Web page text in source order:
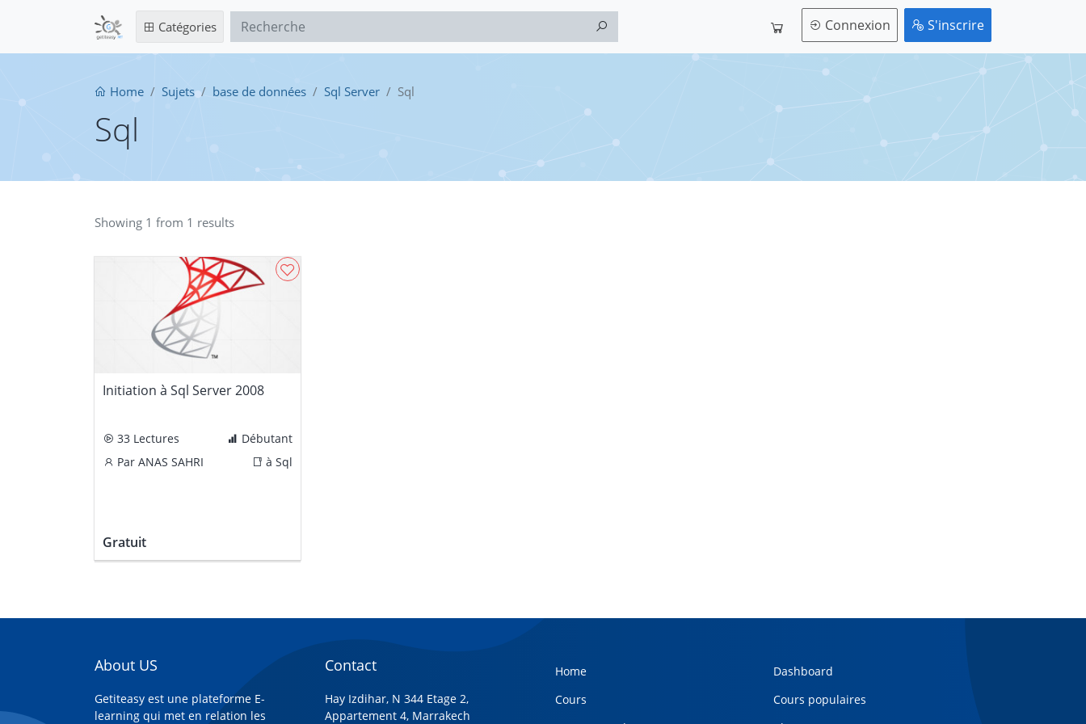
Catégories Connexion S'inscrire
Home Sujets base de données Sql Server Sql
Sql
Showing 1 from 1 results
Initiation à Sql Server 2008
33 Lectures
Débutant
Par ANAS SAHRI à Sql
Gratuit
About US
Getiteasy est une plateforme E-
learning qui met en relation les
Contact
Hay Izdihar, N 344 Etage 2,
Appartement 4, Marrakech
Home
Dashboard
Cours
Cours populaires